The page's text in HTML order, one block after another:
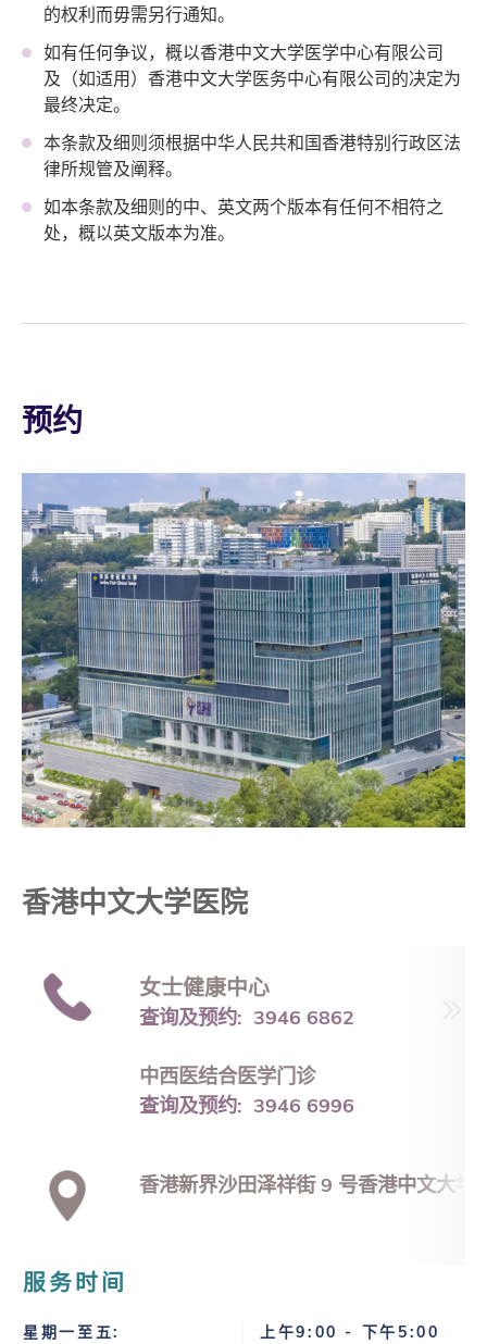
的权利而毋需另行通知。
如有任何争议，概以香港中文大学医学中心有限公司
及（如适用）香港中文大学医务中心有限公司的决定为
最终决定。
本条款及细则须根据中华人民共和国香港特别行政区法
律所规管及阐释。
如本条款及细则的中、英文两个版本有任何不相符之
处，概以英文版本为准。
预约
香港中文大学医院
女士健康中心
查询及预约: 3946 6862
中西医结合医学门诊
查询及预约: 3946 6996
香港新界沙田泽祥街 9 号香港中文大学
服务时间
星期一至五: 上午9:00 - 下午5:00